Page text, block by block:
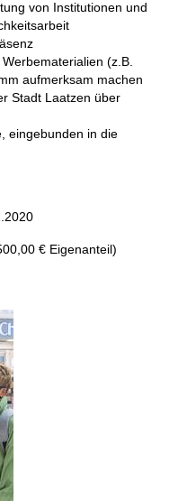
von Institutionen und
(z.B.
aufmerksam machen
Stadt Laatzen über
eingebunden in die
€ Eigenanteil)